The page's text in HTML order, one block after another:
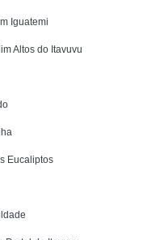
Iguatemi
Altos do Itavuvu
Eucaliptos